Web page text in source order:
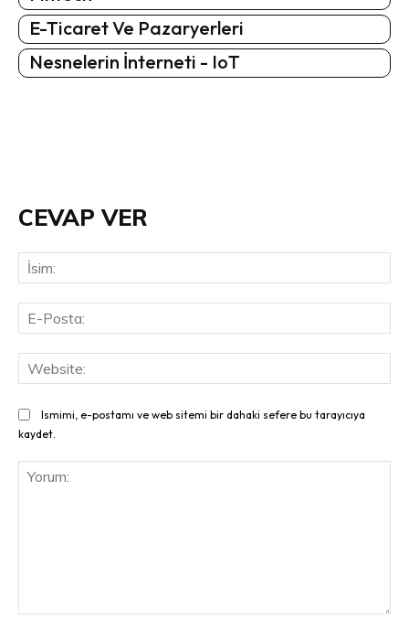
E-Ticaret Ve Pazaryerleri
Nesnelerin İnterneti - IoT
CEVAP VER
Ismimi, e-postamı ve web sitemi bir dahaki sefere bu tarayıcıya
kaydet.